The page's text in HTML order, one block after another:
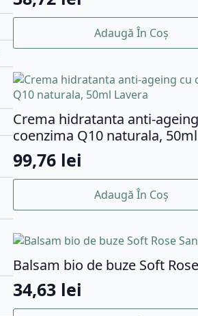
Adaugă În Coș
Crema hidratanta anti-
coenzima Q10 naturala,
99,76 lei
Adaugă În Coș
Balsam bio de buze Soft
34,63 lei